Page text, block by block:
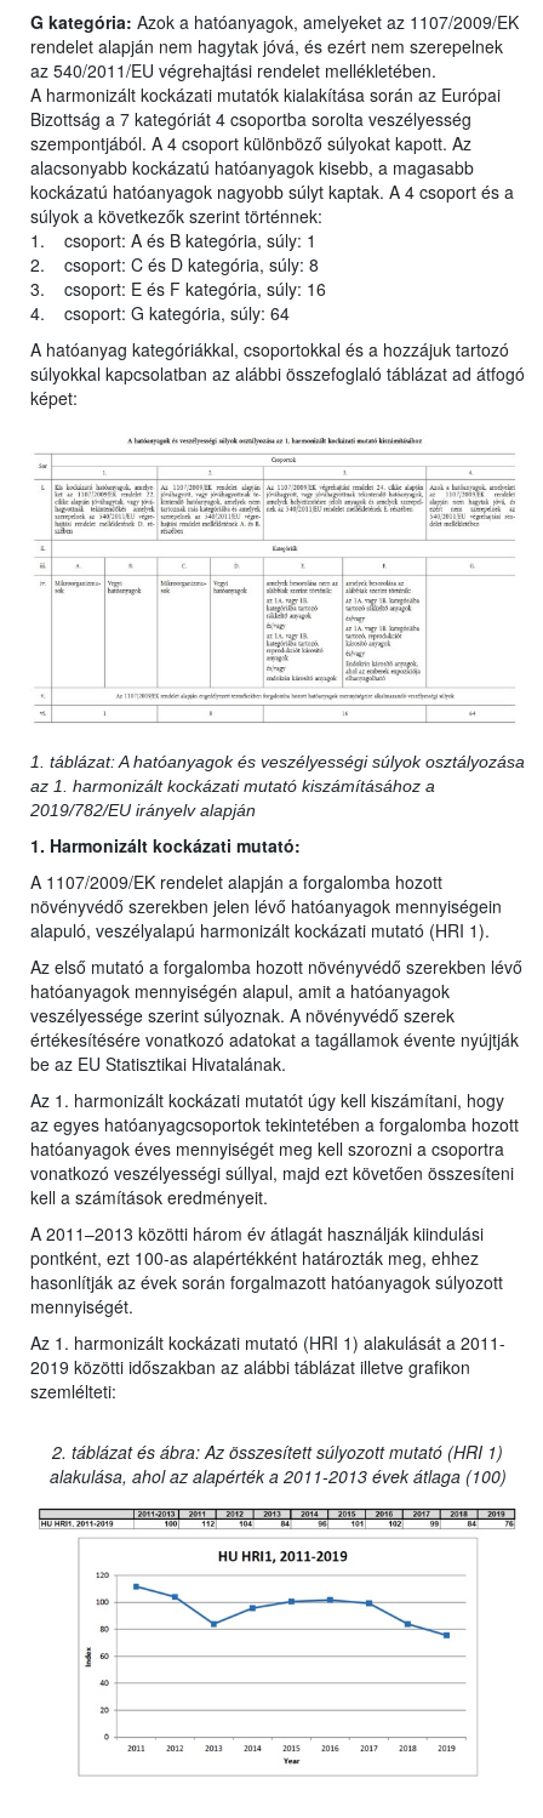
G kategória: Azok a hatóanyagok, amelyeket az 1107/2009/EK
rendelet alapján nem hagytak jóvá, és ezért nem szerepelnek
az 540/2011/EU végrehajtási rendelet mellékletében.
A harmonizált kockázati mutatók kialakítása során az Európai
Bizottság a 7 kategóriát 4 csoportba sorolta veszélyesség
szempontjából. A 4 csoport különböző súlyokat kapott. Az
alacsonyabb kockázatú hatóanyagok kisebb, a magasabb
kockázatú hatóanyagok nagyobb súlyt kaptak. A 4 csoport és a
súlyok a következők szerint történnek:
1. csoport: A és B kategória, súly: 1
2. csoport: C és D kategória, súly: 8
3. csoport: E és F kategória, súly: 16
4. csoport: G kategória, súly: 64
A hatóanyag kategóriákkal, csoportokkal és a hozzájuk tartozó
súlyokkal kapcsolatban az alábbi összefoglaló táblázat ad átfogó
képet:
1. táblázat: A hatóanyagok és veszélyességi súlyok osztályozása
az 1. harmonizált kockázati mutató kiszámításához a
2019/782/EU irányelv alapján
1. Harmonizált kockázati mutató:
A 1107/2009/EK rendelet alapján a forgalomba hozott
növényvédő szerekben jelen lévő hatóanyagok mennyiségein
alapuló, veszélyalapú harmonizált kockázati mutató (HRI 1).
Az első mutató a forgalomba hozott növényvédő szerekben lévő
hatóanyagok mennyiségén alapul, amit a hatóanyagok
veszélyessége szerint súlyoznak. A növényvédő szerek
értékesítésére vonatkozó adatokat a tagállamok évente nyújtják
be az EU Statisztikai Hivatalának.
Az 1. harmonizált kockázati mutatót úgy kell kiszámítani, hogy
az egyes hatóanyagcsoportok tekintetében a forgalomba hozott
hatóanyagok éves mennyiségét meg kell szorozni a csoportra
vonatkozó veszélyességi súllyal, majd ezt követően összesíteni
kell a számítások eredményeit.
A 2011–2013 közötti három év átlagát használják kiindulási
pontként, ezt 100-as alapértékként határozták meg, ehhez
hasonlítják az évek során forgalmazott hatóanyagok súlyozott
mennyiségét.
Az 1. harmonizált kockázati mutató (HRI 1) alakulását a 2011-
2019 közötti időszakban az alábbi táblázat illetve grafikon
szemlélteti:
2. táblázat és ábra: Az összesített súlyozott mutató (HRI 1)
alakulása, ahol az alapérték a 2011-2013 évek átlaga (100)